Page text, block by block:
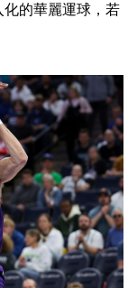
化的華麗運球，若